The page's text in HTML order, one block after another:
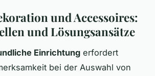
und Accessoires:
und Lösungsansätze
Einrichtung erfordert
bei der Auswahl von